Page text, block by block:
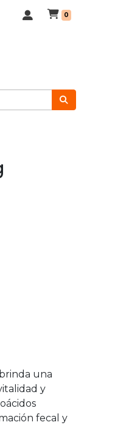
0
una
y
fecal y